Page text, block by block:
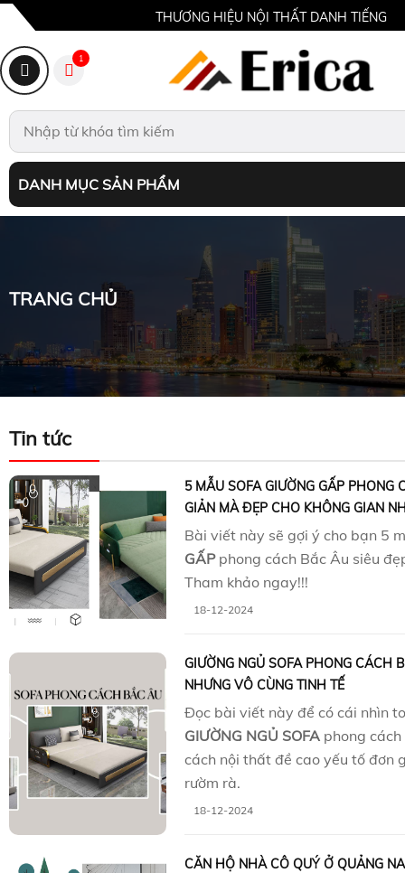
THƯƠNG HIỆU NỘI THẤT DANH TIẾNG
1
DANH MỤC SẢN PHẨM
TRANG CHỦ
Tin tức
5 MẪU SOFA GIƯỜNG GẤP PHONG
GIẢN MÀ ĐẸP CHO KHÔNG GIAN
Bài viết này sẽ gợi ý cho bạn 5
GẤPphong cách Bắc Âu siêu
Tham khảo ngay!!!
18-12-2024
GIƯỜNG NGỦ SOFA PHONG CÁCH
NHƯNG VÔ CÙNG TINH TẾ
Đọc bài viết này để có cái nhìn
GIƯỜNG NGỦ SOFA phong
cách nội thất đề cao yếu tố đơn
rườm rà.
18-12-2024
CĂN HỘ NHÀ CÔ QUÝ Ở QUẢNG